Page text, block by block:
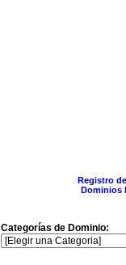
Registro
Dominios
Categorías de Dominio: